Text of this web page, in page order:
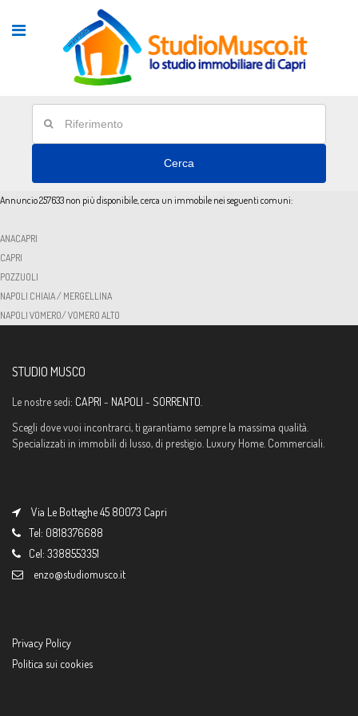
Cerca
Annuncio 257633 non più disponibile, cerca un immobile nei seguenti comuni:
ANACAPRI
CAPRI
POZZUOLI
NAPOLI CHIAIA / MERGELLINA
NAPOLI VOMERO/ VOMERO ALTO
STUDIO MUSCO
Le nostre sedi: CAPRI - NAPOLI - SORRENTO
Scegli dove vuoi incontrarci, ti garantiamo sempre la massima qualità.
Specializzati in immobili di lusso, di prestigio. Luxury Home. Commerciali.
Via Le Botteghe 45 80073 Capri
Tel: 0818376688
Cel: 3388553351
enzo@studiomusco.it
Privacy Policy
Politica sui cookies